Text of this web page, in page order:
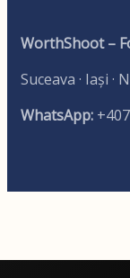
WorthShoot –
Suceava · Iași ·
WhatsApp: